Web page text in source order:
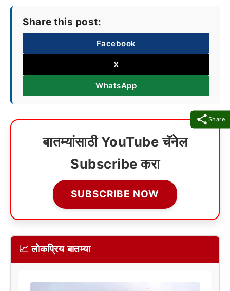
Share
Share this post:
Facebook
X
WhatsApp
बातम्यांसाठी YouTube चॅनेल
Subscribe करा
SUBSCRIBE NOW
📈 लोकप्रिय बातम्या